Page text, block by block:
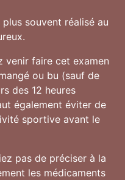
souvent réalisé au
venir faire cet examen
ou bu (sauf de
des 12 heures
également éviter de
sportive avant le
pas de préciser à la
les médicaments